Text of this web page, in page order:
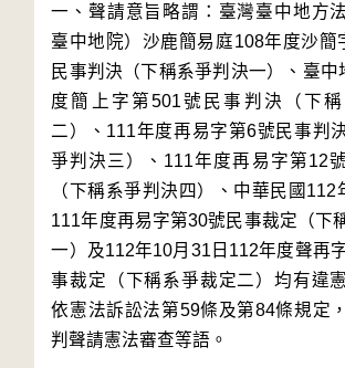
一、聲請意旨略謂：臺灣臺中地方
臺中地院）沙鹿簡易庭108年度沙簡
民事判決（下稱系爭判決一）、臺中
度簡上字第501號民事判決（下
二）、111年度再易字第6號民事判
爭判決三）、111年度再易字第12
（下稱系爭判決四）、中華民國112
111年度再易字第30號民事裁定（下
一）及112年10月31日112年度聲再
事裁定（下稱系爭裁定二）均有違
依憲法訴訟法第59條及第84條規定